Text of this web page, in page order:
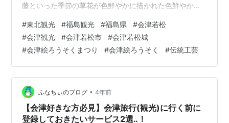
藤といった季節の草花が色鮮やかに描かれた色鮮やかな
んなかけ、 手磨き、絵かき…、と幾多の製造工程がすべ
て手作業で行われています。 福島県の会津地方はかつて
会津藩として東北随一の繁栄を誇った地ですが、米どこ
ろであり交通の要衝でもあったことに加え、高い技術を
結集した伝統工芸が藩の財政を支えていたこともその大
きな理由の一つです。 当時、漆…
#東北観光 #福島観光 #福島県 #会津若松
#会津観光 #会津若松市 #会津若松城
#会津絵ろうそくまつり #会津絵ろうそく #伝統工芸
ふなちぃのブログ • 4年前
【会津好きな方必見】会津旅行(観光)に行く前に
登録しておきたいサービス2選‥！